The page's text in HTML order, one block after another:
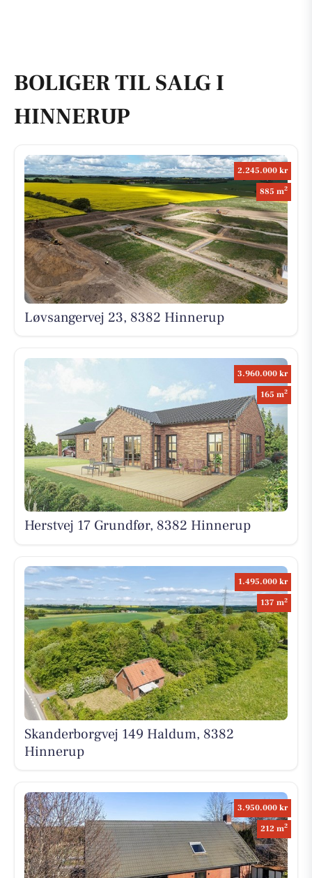
BOLIGER TIL SALG I
HINNERUP
2.245.000 kr
885 m2
Løvsangervej 23, 8382 Hinnerup
3.960.000 kr
165 m2
Herstvej 17 Grundfør, 8382 Hinnerup
1.495.000 kr
137 m2
Skanderborgvej 149 Haldum, 8382
Hinnerup
3.950.000 kr
212 m2